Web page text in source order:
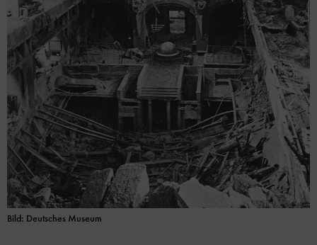
Bild: Deutsches Museum